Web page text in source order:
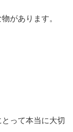
があります。
って本当に大切